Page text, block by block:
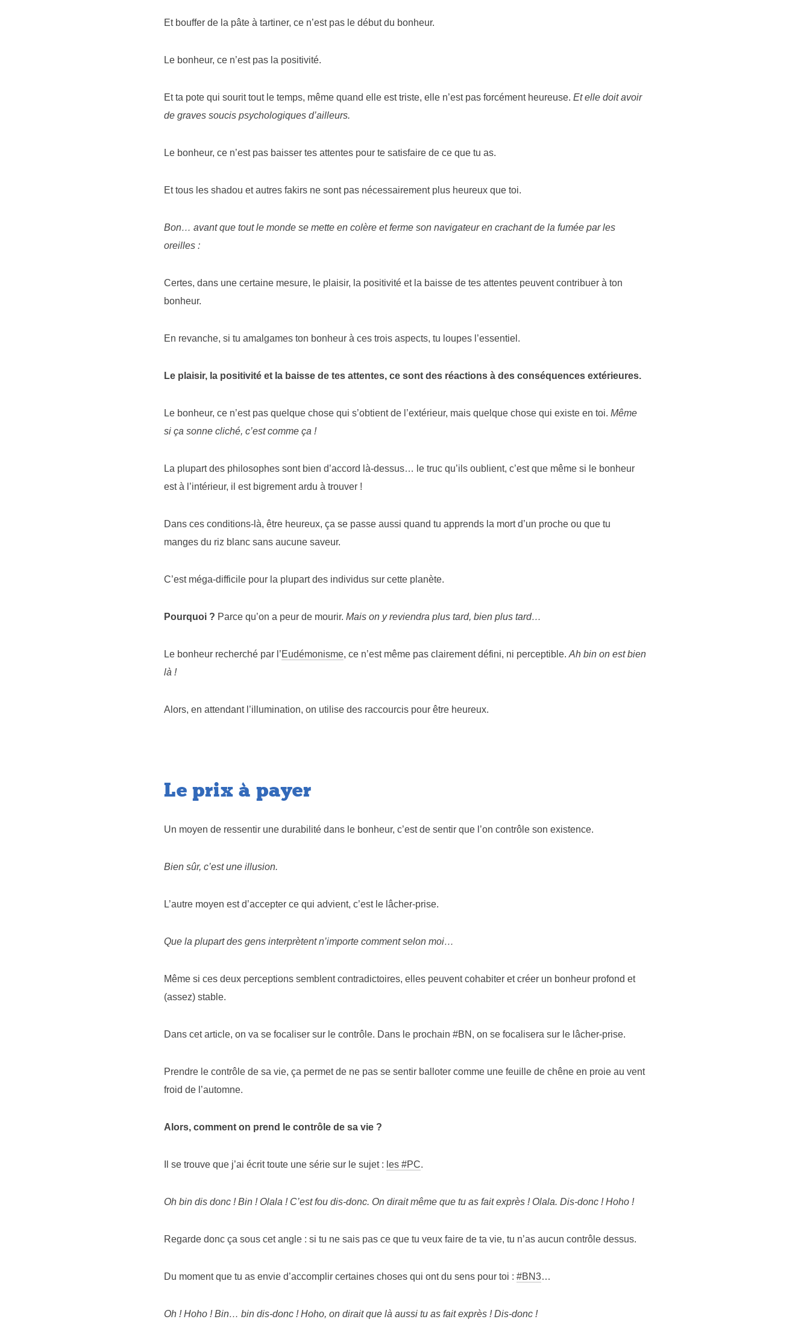
Et bouffer de la pâte à tartiner, ce n’est pas le début du bonheur.
Le bonheur, ce n’est pas la positivité.
Et ta pote qui sourit tout le temps, même quand elle est triste, elle n’est pas forcément heureuse. Et elle doit avoir
de graves soucis psychologiques d’ailleurs.
Le bonheur, ce n’est pas baisser tes attentes pour te satisfaire de ce que tu as.
Et tous les shadou et autres fakirs ne sont pas nécessairement plus heureux que toi.
Bon… avant que tout le monde se mette en colère et ferme son navigateur en crachant de la fumée par les
oreilles :
Certes, dans une certaine mesure, le plaisir, la positivité et la baisse de tes attentes peuvent contribuer à ton
bonheur.
En revanche, si tu amalgames ton bonheur à ces trois aspects, tu loupes l’essentiel.
Le plaisir, la positivité et la baisse de tes attentes, ce sont des réactions à des conséquences extérieures.
Le bonheur, ce n’est pas quelque chose qui s’obtient de l’extérieur, mais quelque chose qui existe en toi. Même
si ça sonne cliché, c’est comme ça !
La plupart des philosophes sont bien d’accord là-dessus… le truc qu’ils oublient, c’est que même si le bonheur
est à l’intérieur, il est bigrement ardu à trouver !
Dans ces conditions-là, être heureux, ça se passe aussi quand tu apprends la mort d’un proche ou que tu
manges du riz blanc sans aucune saveur.
C’est méga-difficile pour la plupart des individus sur cette planète.
Pourquoi ? Parce qu’on a peur de mourir. Mais on y reviendra plus tard, bien plus tard…
Le bonheur recherché par l’Eudémonisme, ce n’est même pas clairement défini, ni perceptible. Ah bin on est bien
là !
Alors, en attendant l’illumination, on utilise des raccourcis pour être heureux.
Le prix à payer
Un moyen de ressentir une durabilité dans le bonheur, c’est de sentir que l’on contrôle son existence.
Bien sûr, c’est une illusion.
L’autre moyen est d’accepter ce qui advient, c’est le lâcher-prise.
Que la plupart des gens interprètent n’importe comment selon moi…
Même si ces deux perceptions semblent contradictoires, elles peuvent cohabiter et créer un bonheur profond et
(assez) stable.
Dans cet article, on va se focaliser sur le contrôle. Dans le prochain #BN, on se focalisera sur le lâcher-prise.
Prendre le contrôle de sa vie, ça permet de ne pas se sentir balloter comme une feuille de chêne en proie au vent
froid de l’automne.
Alors, comment on prend le contrôle de sa vie ?
Il se trouve que j’ai écrit toute une série sur le sujet : les #PC.
Oh bin dis donc ! Bin ! Olala ! C’est fou dis-donc. On dirait même que tu as fait exprès ! Olala. Dis-donc ! Hoho !
Regarde donc ça sous cet angle : si tu ne sais pas ce que tu veux faire de ta vie, tu n’as aucun contrôle dessus.
Du moment que tu as envie d’accomplir certaines choses qui ont du sens pour toi : #BN3…
Oh ! Hoho ! Bin… bin dis-donc ! Hoho, on dirait que là aussi tu as fait exprès ! Dis-donc !